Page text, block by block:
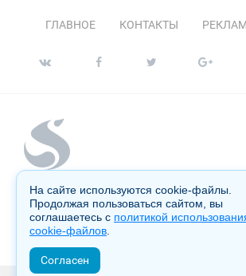
ГЛАВНОЕ КОНТАКТЫ
Копирование материалов сайта запрещено без
согласия администрации и преследуется по
Настоящий ресурс может содержать материалы
На сайте используются cookie-файлы.
Продолжая пользоваться сайтом, вы
соглашаетесь с политикой
cookie-файлов
Согласен